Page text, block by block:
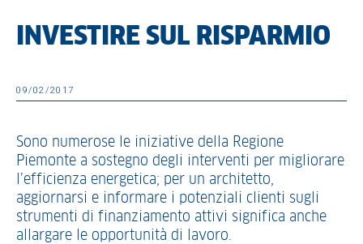
INVESTIRE SUL RISPARMIO
09/02/2017
Sono numerose le iniziative della Regione
Piemonte a sostegno degli interventi per migliorare
l’efficienza energetica; per un architetto,
aggiornarsi e informare i potenziali clienti sugli
strumenti di finanziamento attivi significa anche
allargare le opportunità di lavoro.